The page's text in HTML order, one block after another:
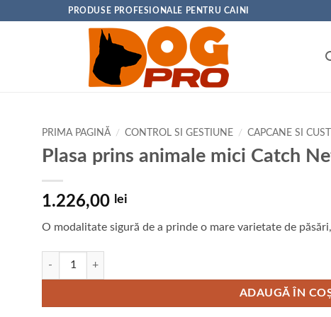
PRODUSE PROFESIONALE PENTRU CAINI
PRIMA PAGINĂ / CONTROL SI GESTIUNE / CAPCANE SI CUSTI
Plasa prins animale mici Catch
1.226,00 lei
O modalitate sigură de a prinde o mare varietate de
Cantitate Plasa prins animale mici Catch Net
ADAUGĂ ÎN